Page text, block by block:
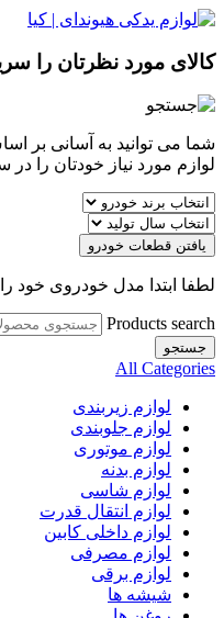
کالای مورد نظرتان را
شما می توانید به آسانی بر
لوازم مورد نیاز خودتان را
یافتن قطعات خودرو
لطفا ابتدا مدل خودروی خود را
Products search
جستجو
All Categories
لوازم زیربندی
لوازم جلوبندی
لوازم موتوری
لوازم بدنه
لوازم شاسی
لوازم انتقال قدرت
لوازم داخلی کابین
لوازم مصرفی
لوازم برقی
شیشه ها